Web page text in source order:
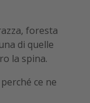
foresta
di quelle
la spina.
ce ne